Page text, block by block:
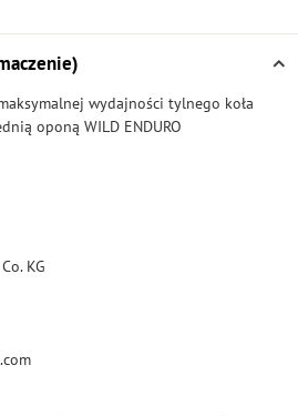
wydajności tylnego koła
oponą WILD ENDURO
KG